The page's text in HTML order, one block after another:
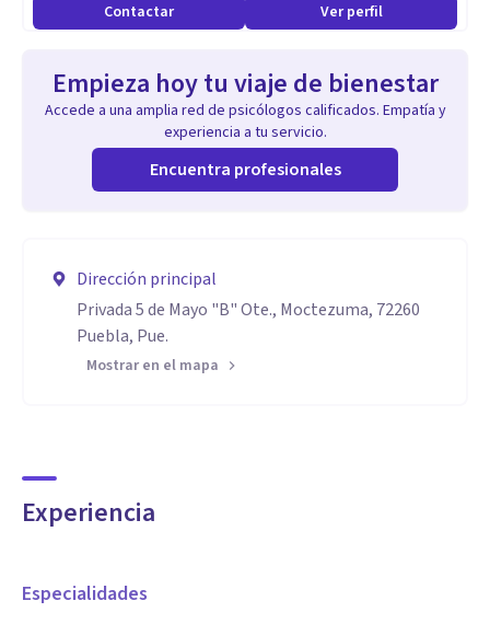
Contactar Ver perfil
Empieza hoy tu viaje de bienestar
Accede a una amplia red de psicólogos calificados. Empatía y
experiencia a tu servicio.
Encuentra profesionales
Dirección principal
Privada 5 de Mayo "B" Ote., Moctezuma, 72260
Puebla, Pue.
Mostrar en el mapa
Experiencia
Especialidades